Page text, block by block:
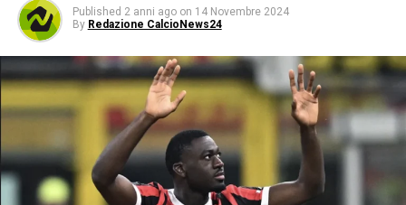
Published 2 anni ago on 14 Novembre 2024
By Redazione CalcioNews24